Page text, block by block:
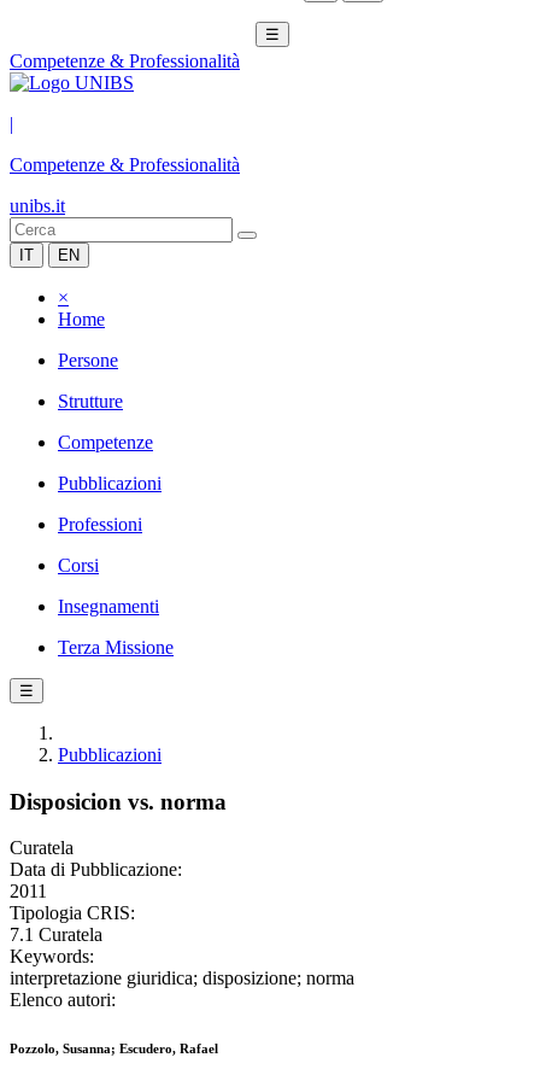
☰
Competenze & Professionalità
|
Competenze & Professionalità
unibs.it
IT EN
×
Home
Persone
Strutture
Competenze
Pubblicazioni
Professioni
Corsi
Insegnamenti
Terza Missione
☰
Pubblicazioni
Disposicion vs. norma
Curatela
Data di Pubblicazione:
2011
Tipologia CRIS:
7.1 Curatela
Keywords:
interpretazione giuridica; disposizione; norma
Elenco autori:
Pozzolo, Susanna; Escudero, Rafael